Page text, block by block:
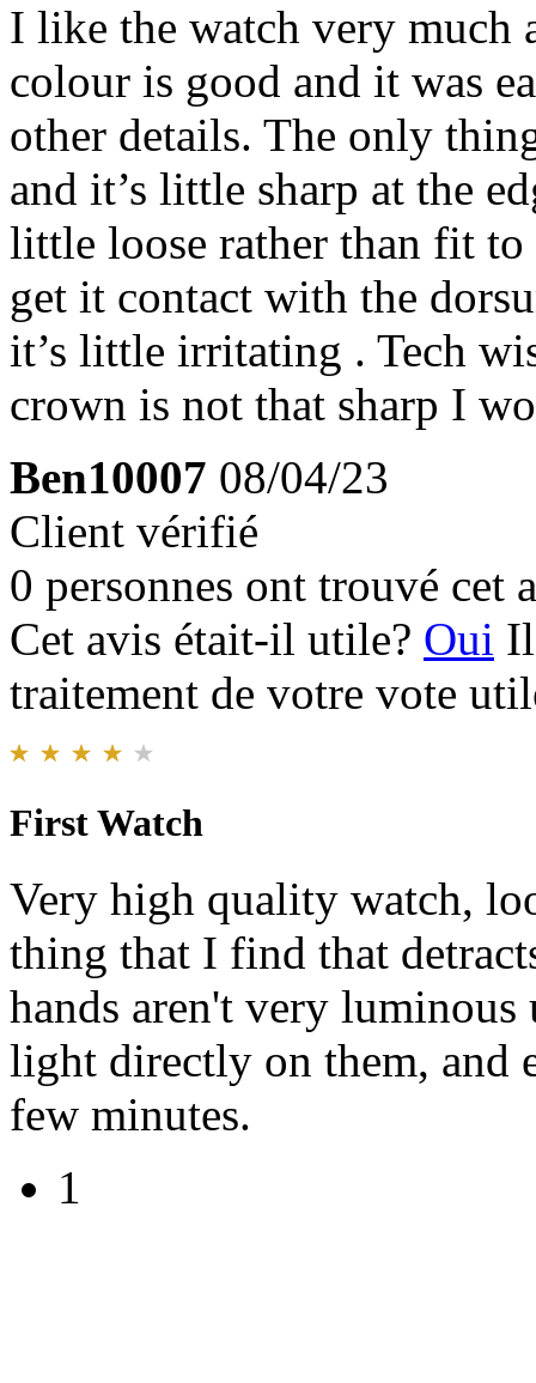
I like the watch very much
colour is good and it was
other details. The only
and it’s little sharp at the
little loose rather than fit
get it contact with the
it’s little irritating . Tech
crown is not that sharp I
Ben10007 08/04/23
Client vérifié
0 personnes ont trouvé cet
Cet avis était-il utile? Oui
traitement de votre vote
First Watch
Very high quality watch,
thing that I find that
hands aren't very
light directly on them, and
few minutes.
1